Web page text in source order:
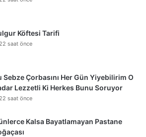
Köftesi Tarifi
22 saat önce
Sebze Çorbasını Her Gün Yiyebilirim O
Lezzetli Ki Herkes Bunu Soruyor
22 saat önce
Kalsa Bayatlamayan Pastane